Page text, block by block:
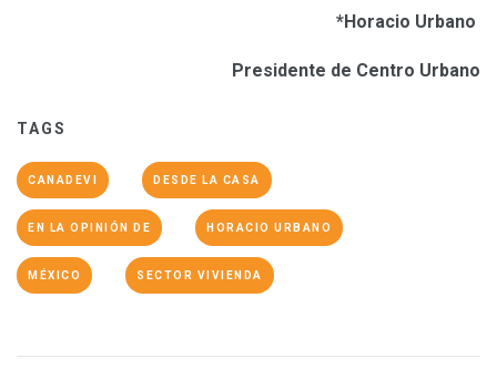
*Horacio Urbano
Presidente de Centro Urbano
TAGS
CANADEVI DESDE LA CASA
EN LA OPINIÓN DE HORACIO URBANO
MÉXICO SECTOR VIVIENDA